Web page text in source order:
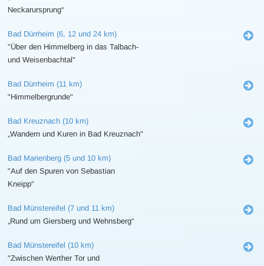
Neckarursprung“
Bad Dürrheim (6, 12 und 24 km)
"Über den Himmelberg in das Talbach-
und Weisenbachtal"
Bad Dürrheim (11 km)
"Himmelbergrunde"
Bad Kreuznach (10 km)
„Wandern und Kuren in Bad Kreuznach"
Bad Marienberg (5 und 10 km)
"Auf den Spuren von Sebastian
Kneipp"
Bad Münstereifel (7 und 11 km)
„Rund um Giersberg und Wehnsberg“
Bad Münstereifel (10 km)
"Zwischen Werther Tor und